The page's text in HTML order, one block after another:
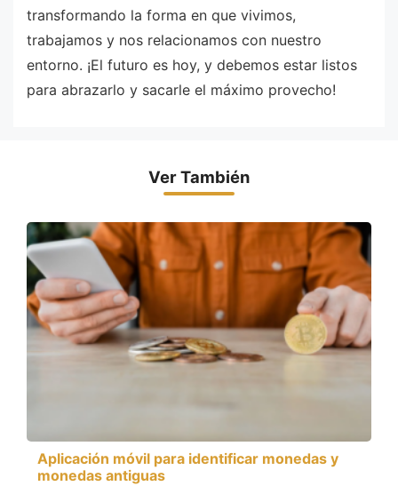
transformando la forma en que vivimos,
trabajamos y nos relacionamos con nuestro
entorno. ¡El futuro es hoy, y debemos estar listos
para abrazarlo y sacarle el máximo provecho!
Ver También
Aplicación móvil para identificar monedas y
monedas antiguas